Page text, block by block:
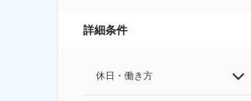
詳細条件
休日・働き方